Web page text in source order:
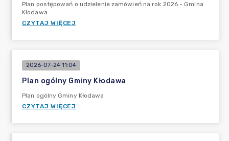
Plan postępowań o udzielenie zamówień na rok 2026 - Gmina
Kłodawa
CZYTAJ WIĘCEJ
2026-07-24 11:04
Plan ogólny Gminy Kłodawa
Plan ogólny Gminy Kłodawa
CZYTAJ WIĘCEJ